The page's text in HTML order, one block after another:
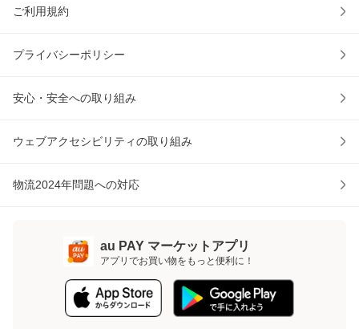
ご利用規約
プライバシーポリシー
安心・安全への取り組み
ウェブアクセシビリティの取り組み
物流2024年問題への対応
au PAY マーケットアプリ
アプリでお買い物をもっと便利に！